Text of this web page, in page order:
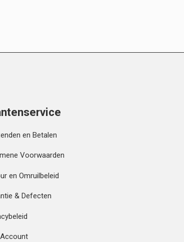
en Betalen
Voorwaarden
en Omruilbeleid
& Defecten